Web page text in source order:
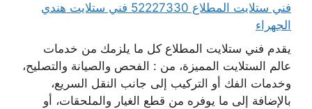
فني ستلايت المطلاع 52227330 فني ستلايت هندي
الجهراء
يقدم فني ستلايت المطلاع كل ما يلزمك من خدمات
عالم الستلايت المميزة، من : الفحص والصيانة والتصليح،
وخدمات الفك أو التركيب إلى جانب النقل السريع،
بالإضافة إلى ما يوفره من قطع الغيار والملحقات، أو